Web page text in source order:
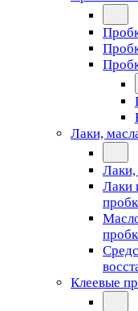
Лаки,
Лаки,
Лаки
Клеевые